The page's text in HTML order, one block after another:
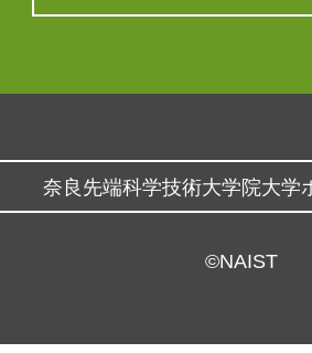
奈良先端科学技術大学院大学
©NAIST